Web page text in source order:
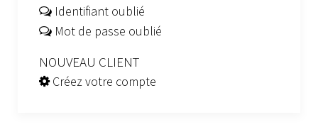
Identifiant oublié
Mot de passe oublié
NOUVEAU CLIENT
Créez votre compte